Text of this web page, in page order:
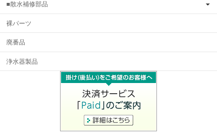
■散水補修部品
裸パーツ
廃番品
浄水器製品